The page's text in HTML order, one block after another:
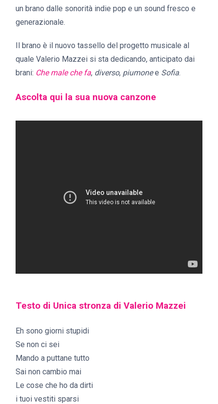
un brano dalle sonorità indie pop e un sound fresco e
generazionale.
Il brano è il nuovo tassello del progetto musicale al
quale Valerio Mazzei si sta dedicando, anticipato dai
brani: Che male che fa, diverso, piumonee Sofia.
Ascolta qui la sua nuova canzone
Testo di Unica stronza di Valerio Mazzei
Eh sono giorni stupidi
Se non ci sei
Mando a puttane tutto
Sai non cambio mai
Le cose che ho da dirti
i tuoi vestiti sparsi